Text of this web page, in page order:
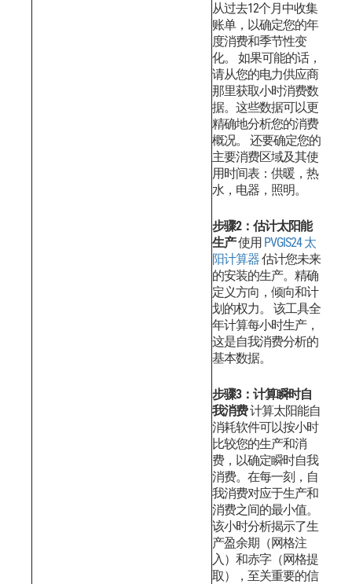
从过去12个月中收集
账单，以确定您的年
度消费和季节性变
化。
如果可能的话，
请从您的电力供应商
那里获取小时消费数
据。这些数据可以更
精确地分析您的消费
概况。
还要确定您的
主要消费区域及其使
用时间表：供暖，热
水，电器，照明。
步骤2：估计太阳能
生产使用 PVGIS24 太
阳计算器估计您未来
的安装的生产。精确
定义方向，倾向和计
划的权力。
该工具全
年计算每小时生产，
这是自我消费分析的
基本数据。
步骤3：计算瞬时自
我消费计算太阳能自
消耗软件可以按小时
比较您的生产和消
费，以确定瞬时自我
消费。在每一刻，自
我消费对应于生产和
消费之间的最小值。
该小时分析揭示了生
产盈余期（网格注
入）和赤字（网格提
取），至关重要的信